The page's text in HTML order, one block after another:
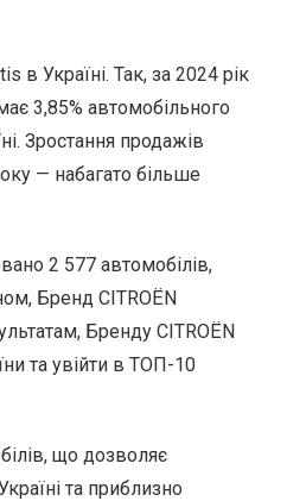
в Україні. Так, за 2024 рік
3,85% автомобільного
Зростання продажів
— набагато більше
2 577 автомобілів,
Бренд CITROЁN
Бренду CITROЁN
та увійти в ТОП-10
що дозволяє
та приблизно